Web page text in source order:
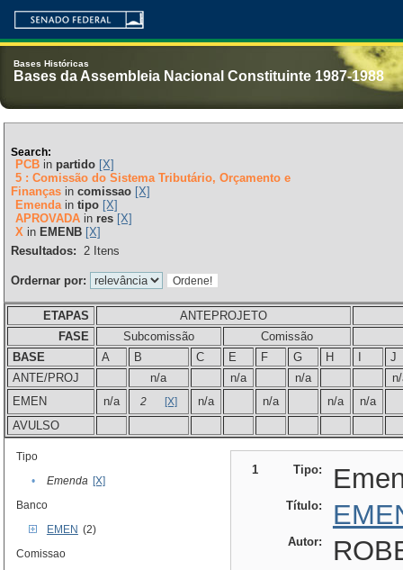
Bases Históricas
Bases da Assembleia Nacional Constituinte 1987-1988
Search:
PCBin partido [X]
5 : Comissão do Sistema Tributário, Orçamento e
Finançasin comissao [X]
Emendain tipo [X]
APROVADAin res [X]
Xin EMENB [X]
Resultados: 2Itens
Ordernar por:
ETAPAS
ANTEPROJETO
FASE
Subcomissão
Comissão
BASE
A B C E F G H
J
ANTE/PROJ
n/a n/a n/a
EMEN
n/a 2 [X] n/a n/a n/a
n/a
AVULSO
Tipo
•
Emenda [X]
Banco
EMEN (2)
Comissao
1 Tipo:
Título:
Autor: